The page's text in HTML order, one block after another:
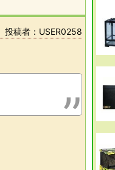
投稿者：USER0258